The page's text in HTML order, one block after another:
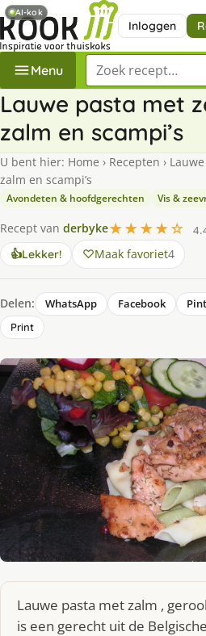
Inloggen
Menu Zoek een recept
Lauwe pasta met
zalm en scampi’s
U bent hier: Home › Recepten ›
zalm en scampi’s
Avondeten & hoofdgerechten Vis &
Recept van derbyke★★★★☆
👍Lekker! Maak favoriet4
Delen: WhatsApp Facebook
Print
Lauwe pasta met zalm ,
is een gerecht uit de
AI-kok